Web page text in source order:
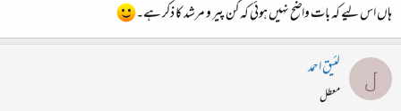
ہاں اس لیے کہ بات واضح نہیں ہوئی کہ کن پیر و مرشد کا ذکر ہے۔
ل لئیق احمد
معطل